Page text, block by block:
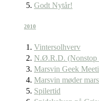
Godt Nytår!
2010
Vintersolhverv
N.Ø.R.D. (Nonstop
Marsvin Geek
Marsvin møder
Spilertid